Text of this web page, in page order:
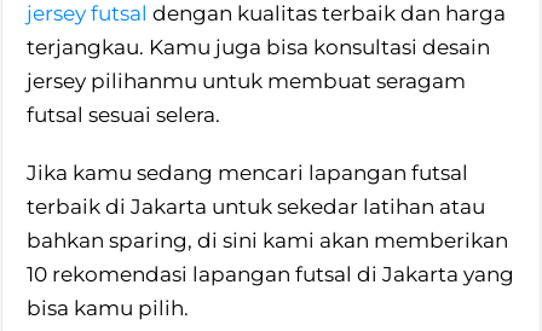
jersey futsal dengan kualitas terbaik dan harga
terjangkau. Kamu juga bisa konsultasi desain
jersey pilihanmu untuk membuat seragam
futsal sesuai selera.
Jika kamu sedang mencari lapangan futsal
terbaik di Jakarta untuk sekedar latihan atau
bahkan sparing, di sini kami akan memberikan
10 rekomendasi lapangan futsal di Jakarta yang
bisa kamu pilih.